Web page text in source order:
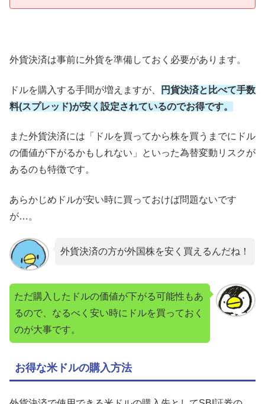
外貨決済は事前に外貨を準備しておく必要があります。
ドルを購入する手間が増えますが、
円貨決済と比べて手数
料(スプレッド)が安く設定されているのでお得です。
また外貨決済には「ドルを買ってから株を買うまでにドル
の価値が下がるかもしれない」といった為替変動リスクが
あるのも特徴です。
あらかじめドルが安い時に買っておけば問題ないです
が…。
外貨決済の方が外国株を安く買えるんだね！
ただ購入したドルの価値が下がる可能性もあ
るので、なるべく安い時にドルを買っておく
のが大事です。
お得な米ドルの購入方法